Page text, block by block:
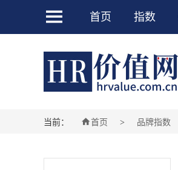
 首页 指数
当前： 首页 > 品牌指数